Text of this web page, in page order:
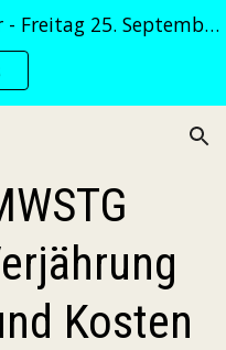
Skip to navigation
mwstnetzwerk Tagesseminar - Freitag 25. September 2026
Kosten